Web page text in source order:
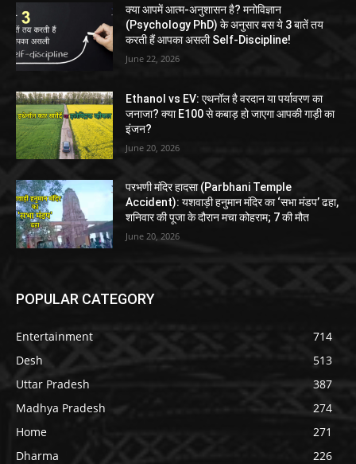
क्या आपमें आत्म-अनुशासन है? मनोविज्ञान
(Psychology PhD) के अनुसार बस ये 3 बातें तय
करती हैं आपका असली Self-Discipline!
June 22, 2026
Ethanol vs EV: एथनॉल है वरदान या पर्यावरण का
जनाजा? क्या E100 से कबाड़ हो जाएगा आपकी गाड़ी का
इंजन?
June 20, 2026
परभणी मंदिर हादसा (Parbhani Temple
Accident): यशवाड़ी हनुमान मंदिर का ‘सभा मंडप’ ढहा,
शनिवार की पूजा के दौरान मचा कोहराम; 7 की मौत
June 20, 2026
POPULAR CATEGORY
Entertainment
714
Desh
513
Uttar Pradesh
387
Madhya Pradesh
274
Home
271
Dharma
226